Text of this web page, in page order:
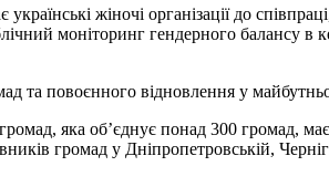
жіночі організації до
моніторинг гендерного балансу в
та повоєнного відновлення у
яка об’єднує понад 300 громад,
громад у Дніпропетровській,